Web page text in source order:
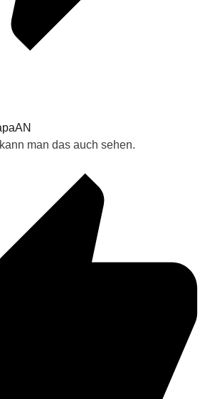
man das auch sehen.